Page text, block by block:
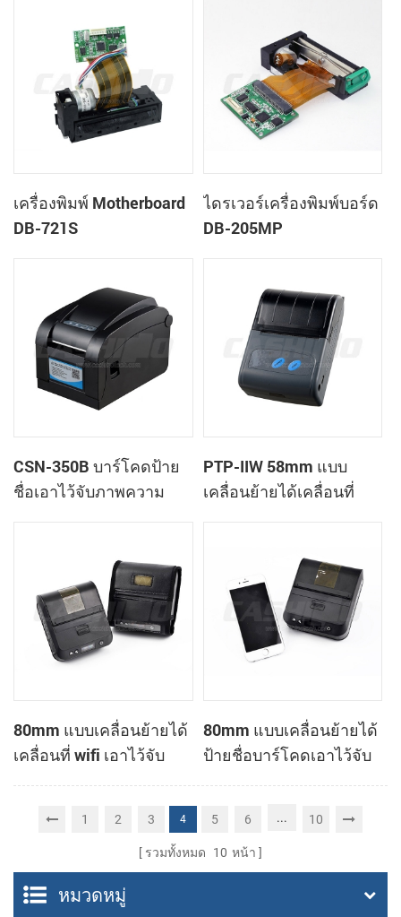
เครื่องพิมพ์ Motherboard
DB-721S
ไดรเวอร์เครื่องพิมพ์บอร์ด
DB-205MP
CSN-350B บาร์โคดป้าย
ชื่อเอาไว้จับภาพความ
PTP-IIW 58mm แบบ
เคลื่อนย้ายได้เคลื่อนที่
80mm แบบเคลื่อนย้ายได้
เคลื่อนที่ wifi เอาไว้จับ
ภาพความร้อนที่ใบเสร็จ
80mm แบบเคลื่อนย้ายได้
ป้ายชื่อบาร์โคดเอาไว้จับ
ภาพความร้อนที่
1 2 3 4 5 6 ... 10
รวมทั้งหมด 10 หน้า
หมวดหมู่